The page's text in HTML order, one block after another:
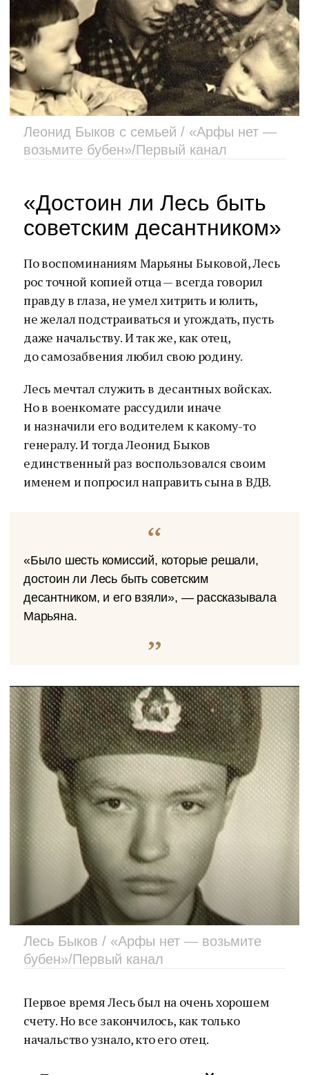
Леонид Быков с семьей / «Арфы нет —
возьмите бубен»/Первый канал
«Достоин ли Лесь быть
советским десантником»
По воспоминаниям Марьяны Быковой, Лесь
рос точной копией отца — всегда говорил
правду в глаза, не умел хитрить и юлить,
не желал подстраиваться и угождать, пусть
даже начальству. И так же, как отец,
до самозабвения любил свою родину.
Лесь мечтал служить в десантных войсках.
Но в военкомате рассудили иначе
и назначили его водителем к какому-то
генералу. И тогда Леонид Быков
единственный раз воспользовался своим
именем и попросил направить сына в ВДВ.
«Было шесть комиссий, которые решали,
достоин ли Лесь быть советским
десантником, и его взяли», — рассказывала
Марьяна.
Лесь Быков / «Арфы нет — возьмите
бубен»/Первый канал
Первое время Лесь был на очень хорошем
счету. Но все закончилось, как только
начальство узнало, кто его отец.